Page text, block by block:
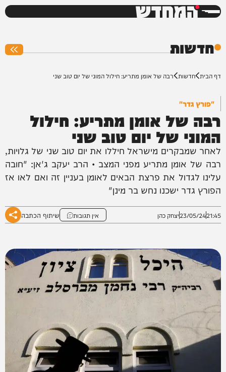
המחדש
חדשות
דף הבית חדשות רבה של אומן מתריע: חילול המוני של יום טוב שני
"פורץ גדר"
רבה של אומן מתריע: חילול
המוני של יום טוב שני
לאחר שמבקרים מישראל חיללו את יום טוב שני של גלויות,
רבה של אומן מתריע מפני המצב • הרב יעקב ג'אן: "חובה
עלינו לגדול את פרצת הבאים לאומן בעניין זה ואם לאו אז
הפורץ גדר ישכנו נחש בר מינן"
21:45
23/05/24יצחק כהן אין תגובות שיתוף הכתבה